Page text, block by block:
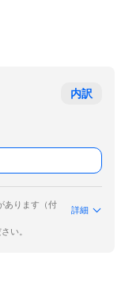
内訳
あります（付
詳細
い。